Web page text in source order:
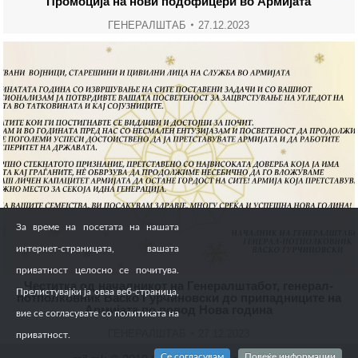
ГЕНЕРАЛШТАБ 27.12.2023
Честитка од началникот на Генералштабот, генерал-
потполковник Васко Ѓурчиновски до припадниците на
Армијата по повод Нова година
За време на посетата на нашата
интернет-страницата, вашата
приватност целосно се почитува.
Прелистувајќи ја оваа веб-страница,
вие се согласувате со политиката на
приватност.